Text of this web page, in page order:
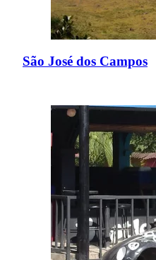
São José dos Campos